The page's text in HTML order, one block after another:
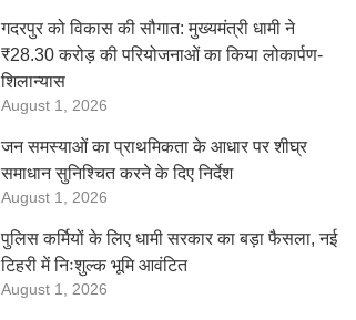
गदरपुर को विकास की सौगात: मुख्यमंत्री धामी ने
₹28.30 करोड़ की परियोजनाओं का किया लोकार्पण-
शिलान्यास
August 1, 2026
जन समस्याओं का प्राथमिकता के आधार पर शीघ्र
समाधान सुनिश्चित करने के दिए निर्देश
August 1, 2026
पुलिस कर्मियों के लिए धामी सरकार का बड़ा फैसला, नई
टिहरी में निःशुल्क भूमि आवंटित
August 1, 2026